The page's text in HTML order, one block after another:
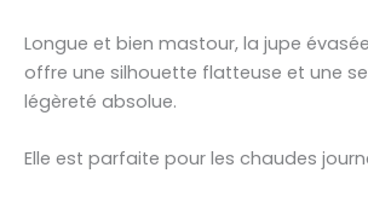
Longue et bien mastour, la jupe
offre une silhouette flatteuse et une
légèreté absolue.
Elle est parfaite pour les chaudes